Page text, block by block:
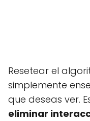
Resetear el
simplemente
que deseas ver.
eliminar